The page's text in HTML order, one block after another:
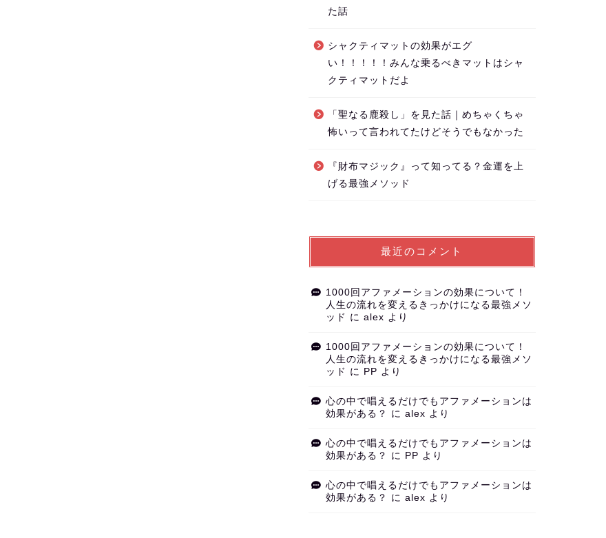
た話
シャクティマットの効果がエグ
い！！！！！みんな乗るべきマットはシャ
クティマットだよ
「聖なる鹿殺し」を見た話｜めちゃくちゃ
怖いって言われてたけどそうでもなかった
『財布マジック』って知ってる？金運を上
げる最強メソッド
最近のコメント
1000回アファメーションの効果について！
人生の流れを変えるきっかけになる最強メソ
ッド に alex より
1000回アファメーションの効果について！
人生の流れを変えるきっかけになる最強メソ
ッド に PP より
心の中で唱えるだけでもアファメーションは
効果がある？
に alex より
心の中で唱えるだけでもアファメーションは
効果がある？
に PP より
心の中で唱えるだけでもアファメーションは
効果がある？
に alex より